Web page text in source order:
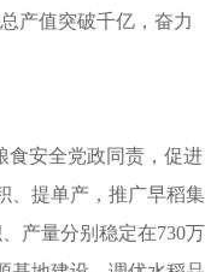
产值突破千亿，奋力
食安全党政同责，促进
、提单产，推广早稻集
产量分别稳定在730万